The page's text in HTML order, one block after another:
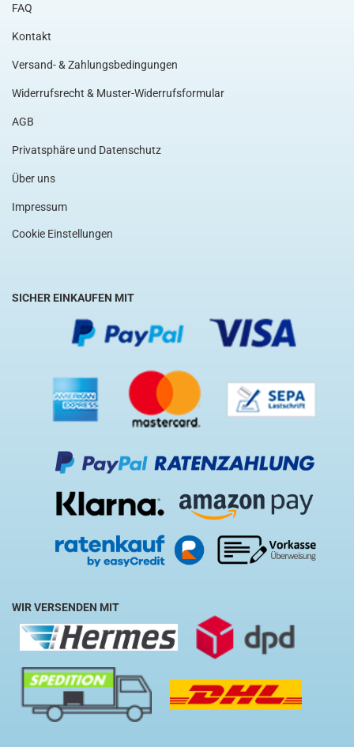
FAQ
Kontakt
Versand- & Zahlungsbedingungen
Widerrufsrecht & Muster-Widerrufsformular
AGB
Privatsphäre und Datenschutz
Über uns
Impressum
Cookie Einstellungen
SICHER EINKAUFEN MIT
WIR VERSENDEN MIT